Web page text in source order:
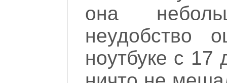
она
неудобство
ноутбуке с